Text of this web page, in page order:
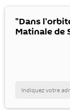
"Dans
Matinale de